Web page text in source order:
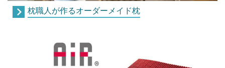
枕職人が作るオーダーメイド枕